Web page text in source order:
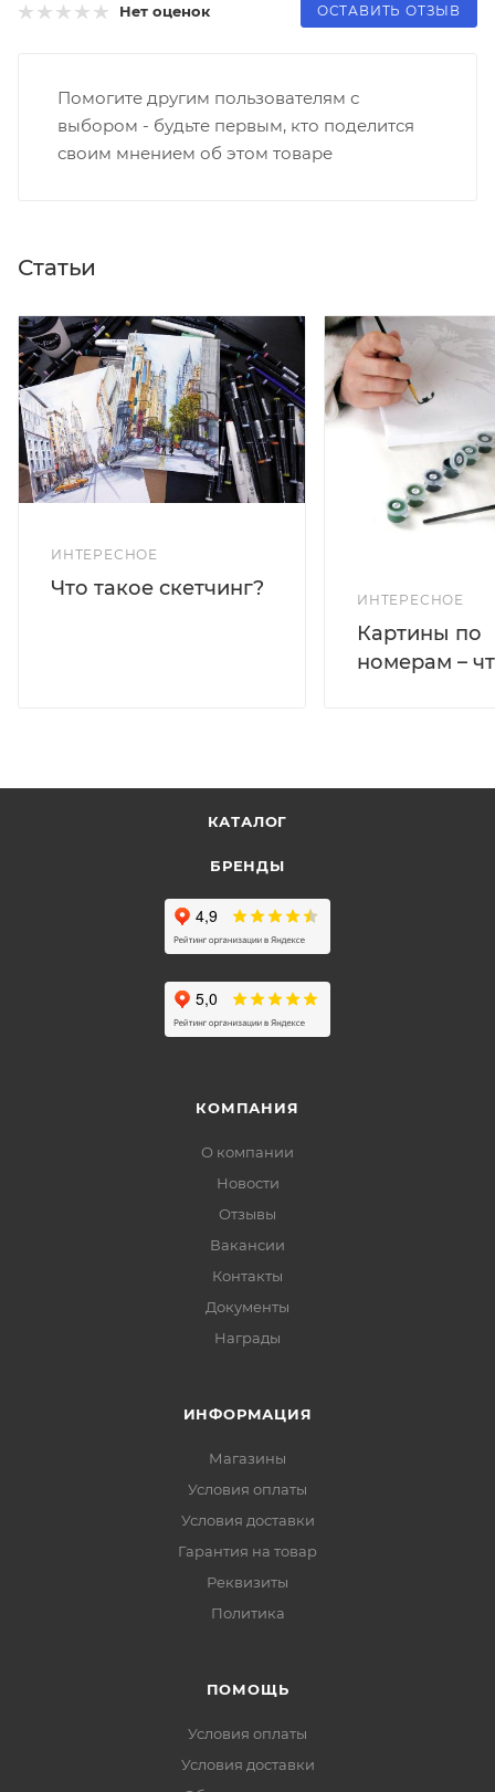
Нет оценок ОСТАВИТЬ ОТЗЫВ
Помогите другим пользователям с
выбором - будьте первым, кто поделится
своим мнением об этом товаре
Статьи
ИНТЕРЕСНОЕ
Что такое скетчинг?
ИНТЕРЕСНОЕ
Картины по
номерам –
КАТАЛОГ
БРЕНДЫ
КОМПАНИЯ
О компании
Новости
Отзывы
Вакансии
Контакты
Документы
Награды
ИНФОРМАЦИЯ
Магазины
Условия оплаты
Условия доставки
Гарантия на товар
Реквизиты
Политика
ПОМОЩЬ
Условия оплаты
Условия доставки